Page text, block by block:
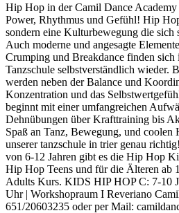
Hip Hop in der Camil Dance
Power, Rhythmus und Gefühl! Hip
sondern eine Kulturbewegung die sich
Auch moderne und angesagte
Crumping und Breakdance finden sich
Tanzschule selbstverständlich wieder.
werden neben der Balance und
Konzentration und das
beginnt mit einer umfangreichen
Dehnübungen über Krafttraining bis
Spaß an Tanz, Bewegung, und coolen
unserer tanzschule in trier genau
von 6-12 Jahren gibt es die Hip Hop
Hip Hop Teens und für die Älteren ab
Adults Kurs. KIDS HIP HOP C: 7-10
Uhr | Workshopraum I Reveriano
651/20603235 oder per Mail: